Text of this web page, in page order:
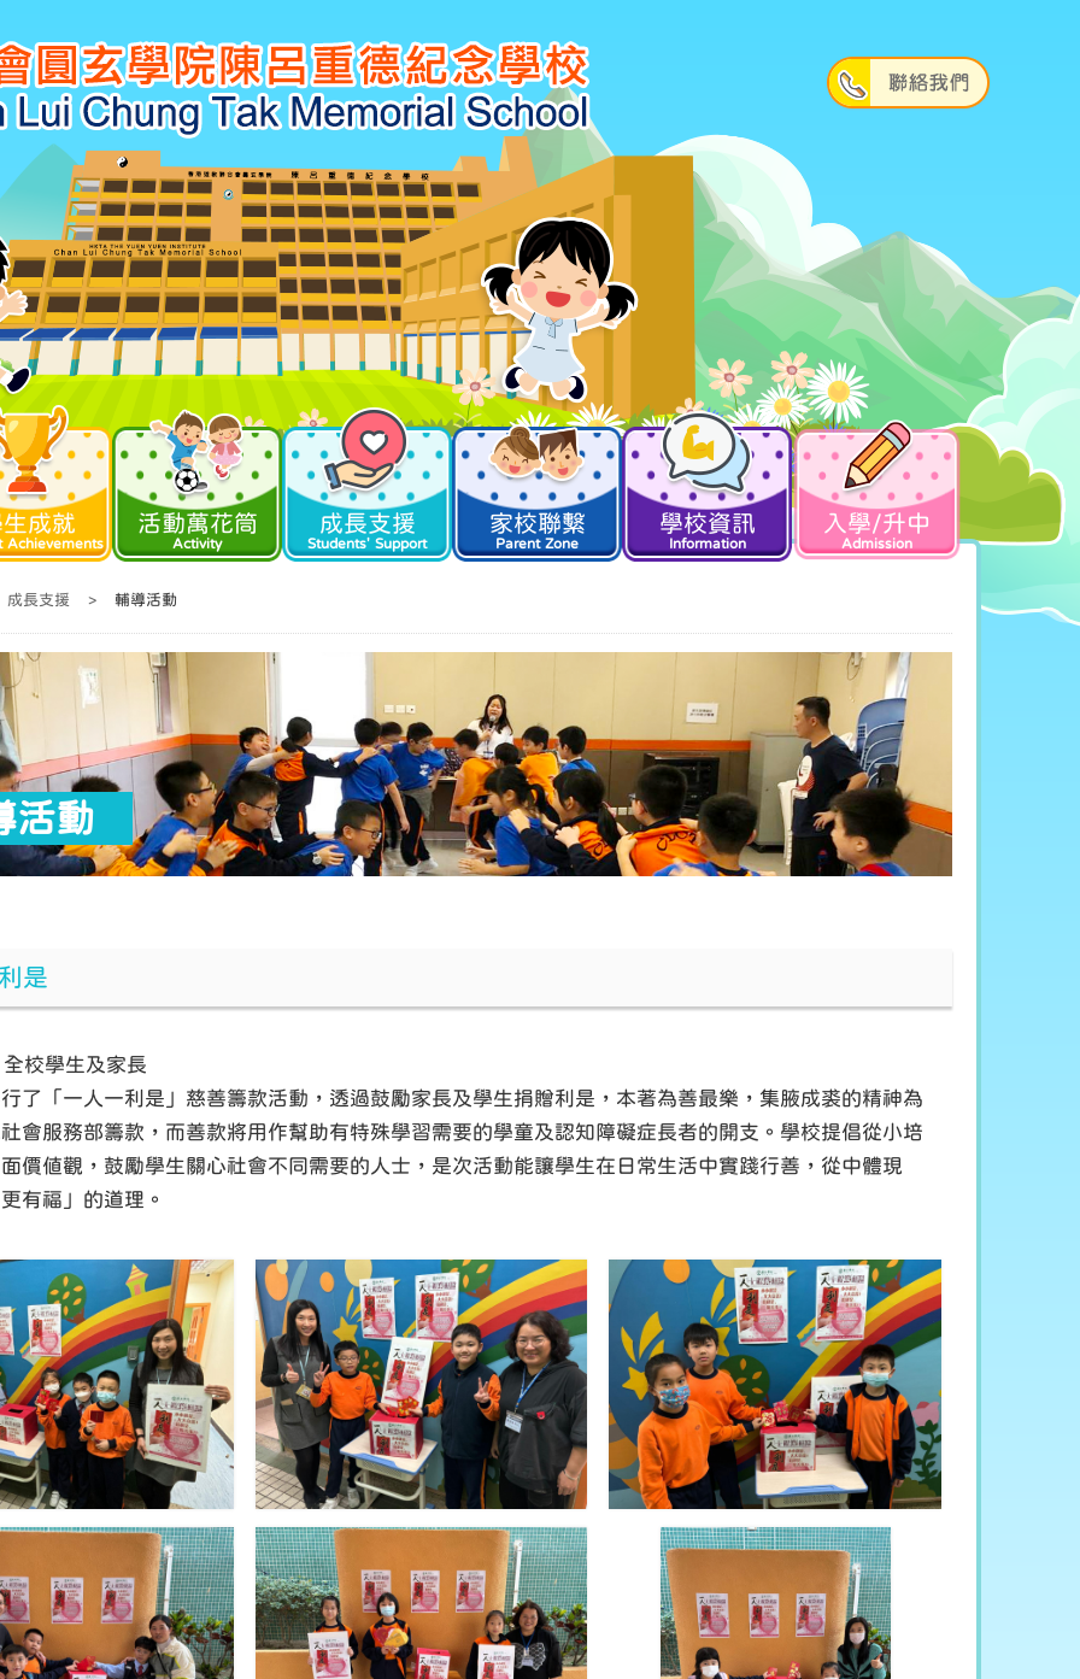
成就
Achievements
活動萬花筒
Activity
成長支援
Students' Support
家校聯繫
Parent Zone
學校資訊
Information
入學/升中
Admission
成長支援 > 輔導活動
活動
是
校學生及家長
了「一人一利是」慈善籌款活動，透過鼓勵家長及學生捐贈利是，本著為善最樂，集腋成裘的精神為
會服務部籌款，而善款將用作幫助有特殊學習需要的學童及認知障礙症長者的開支。學校提倡從小培
價值觀，鼓勵學生關心社會不同需要的人士，是次活動能讓學生在日常生活中實踐行善，從中體現
有福」的道理。